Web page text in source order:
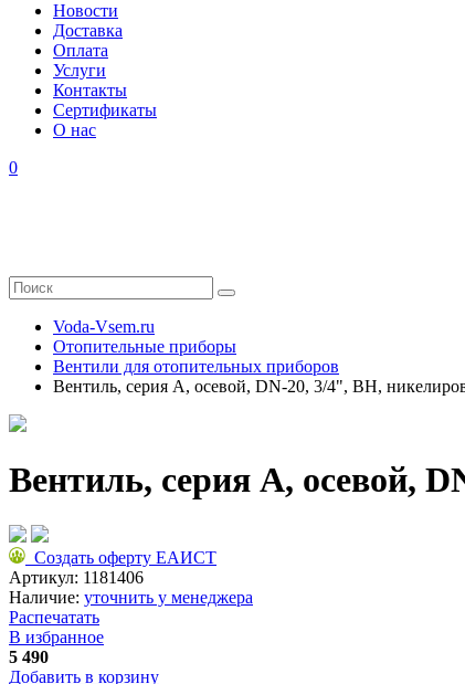
Новости
Доставка
Оплата
Услуги
Контакты
Cертификаты
О нас
0
Voda-Vsem.ru
Отопительные приборы
Вентили для отопительных приборов
Вентиль, серия A, осевой, DN-20, 3/4", ВН,
Вентиль, серия A, осевой,
Создать оферту ЕАИСТ
Артикул: 1181406
Наличие: уточнить у менеджера
Распечатать
В избранное
5 490
Добавить в корзину